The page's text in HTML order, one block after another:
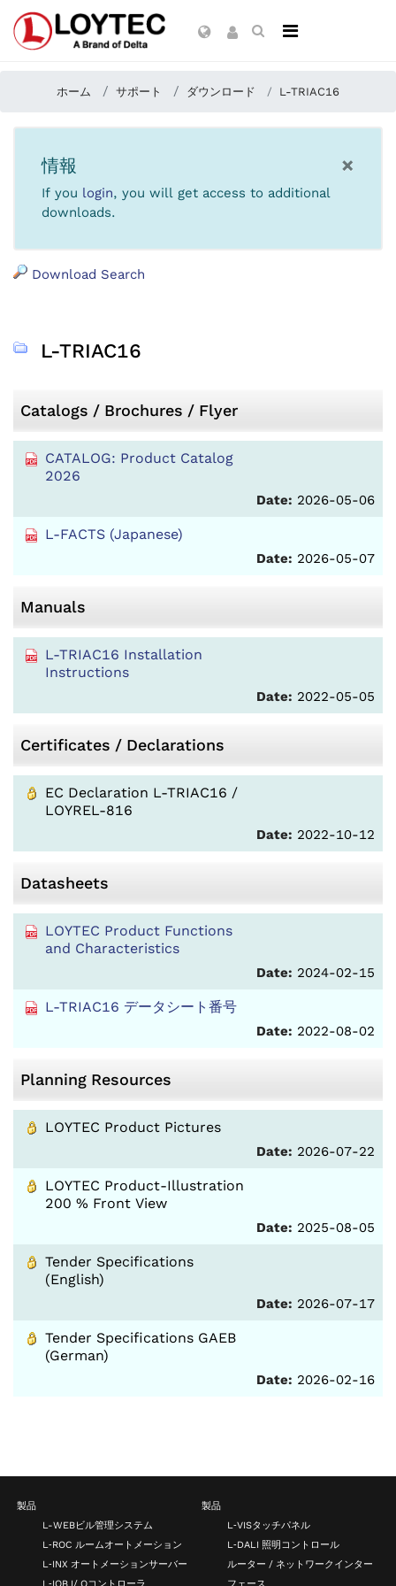
ホーム サポート ダウンロード L-TRIAC16
×
情報
If you login, you will get access to additional
downloads.
Download Search
L-TRIAC16
Catalogs / Brochures / Flyer
CATALOG: Product Catalog
2026
Date: 2026-05-06
L-FACTS (Japanese)
Date: 2026-05-07
Manuals
L-TRIAC16 Installation
Instructions
Date: 2022-05-05
Certificates / Declarations
EC Declaration L-TRIAC16 /
LOYREL-816
Date: 2022-10-12
Datasheets
LOYTEC Product Functions
and Characteristics
Date: 2024-02-15
L-TRIAC16 データシート番号
Date: 2022-08-02
Planning Resources
LOYTEC Product Pictures
Date: 2026-07-22
LOYTEC Product-Illustration
200 % Front View
Date: 2025-08-05
Tender Specifications
(English)
Date: 2026-07-17
Tender Specifications GAEB
(German)
Date: 2026-02-16
製品
L-WEBビル管理システム
L‑ROC ルームオートメーション
L‑INX オートメーションサーバー
製品
L‑VISタッチパネル
L‑DALI 照明コントロール
ルーター / ネットワークインター